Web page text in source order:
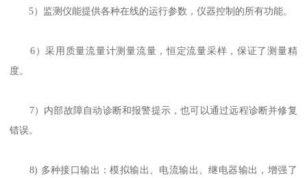
5）监测仪能提供各种在线的运行参数，仪器控制的所有功能。
6）采用质量流量计测量流量，恒定流量采样，保证了测量精
度。
7）内部故障自动诊断和报警提示，也可以通过远程诊断并修复
错误。
8) 多种接口输出：模拟输出、电流输出、继电器输出，增强了